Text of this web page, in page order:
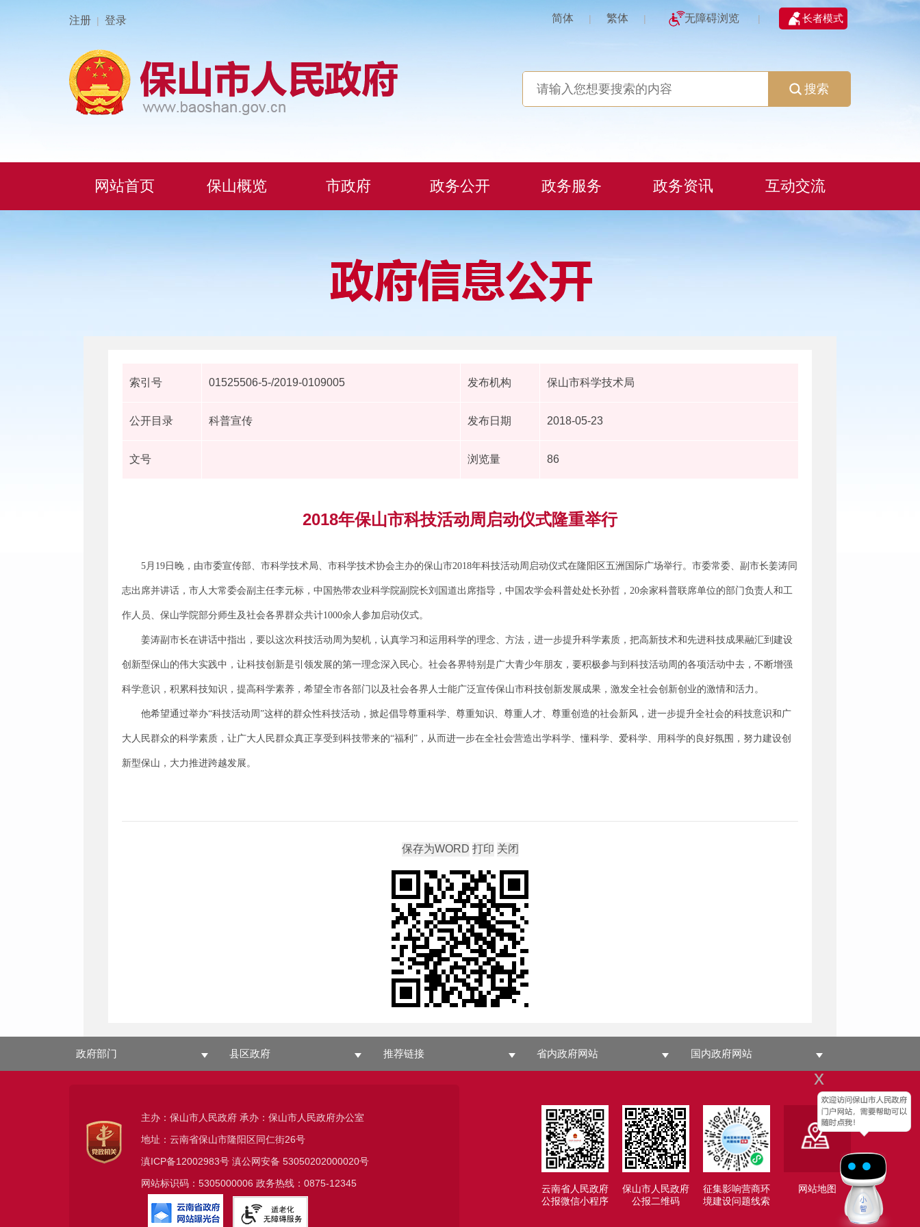
注册 | 登录 简体 | 繁体 | 无障碍浏览 | 长者模式
x
搜索
网站首页 保山概览 市政府 政务公开 政务服务 政务资讯 互动交流
索引号 01525506-5-/2019-0109005 发布机构 保山市科学技术局
公开目录 科普宣传 发布日期 2018-05-23
文号 浏览量 86
2018年保山市科技活动周启动仪式隆重举行
5月19日晚，由市委宣传部、市科学技术局、市科学技术协会主办的保山市2018年科技活动周启动仪式在隆阳区五洲国际广场举行。市委常委、副市长姜涛同
志出席并讲话，市人大常委会副主任李元标，中国热带农业科学院副院长刘国道出席指导，中国农学会科普处处长孙哲，20余家科普联席单位的部门负责人和工
作人员、保山学院部分师生及社会各界群众共计1000余人参加启动仪式。
姜涛副市长在讲话中指出，要以这次科技活动周为契机，认真学习和运用科学的理念、方法，进一步提升科学素质，把高新技术和先进科技成果融汇到建设
创新型保山的伟大实践中，让科技创新是引领发展的第一理念深入民心。社会各界特别是广大青少年朋友，要积极参与到科技活动周的各项活动中去，不断增强
科学意识，积累科技知识，提高科学素养，希望全市各部门以及社会各界人士能广泛宣传保山市科技创新发展成果，激发全社会创新创业的激情和活力。
他希望通过举办“科技活动周”这样的群众性科技活动，掀起倡导尊重科学、尊重知识、尊重人才、尊重创造的社会新风，进一步提升全社会的科技意识和广
大人民群众的科学素质，让广大人民群众真正享受到科技带来的“福利”，从而进一步在全社会营造出学科学、懂科学、爱科学、用科学的良好氛围，努力建设创
新型保山，大力推进跨越发展。
政府部门 县区政府 推荐链接 省内政府网站 国内政府网站
云南省人民政府
公报微信小程序
保山市人民政府
公报二维码
征集影响营商环
境建设问题线索
网站地图
主办：保山市人民政府 承办：保山市人民政府办公室
地址：云南省保山市隆阳区同仁街26号
滇ICP备12002983号滇公网安备 53050202000020号
网站标识码：5305000006 政务热线：0875-12345